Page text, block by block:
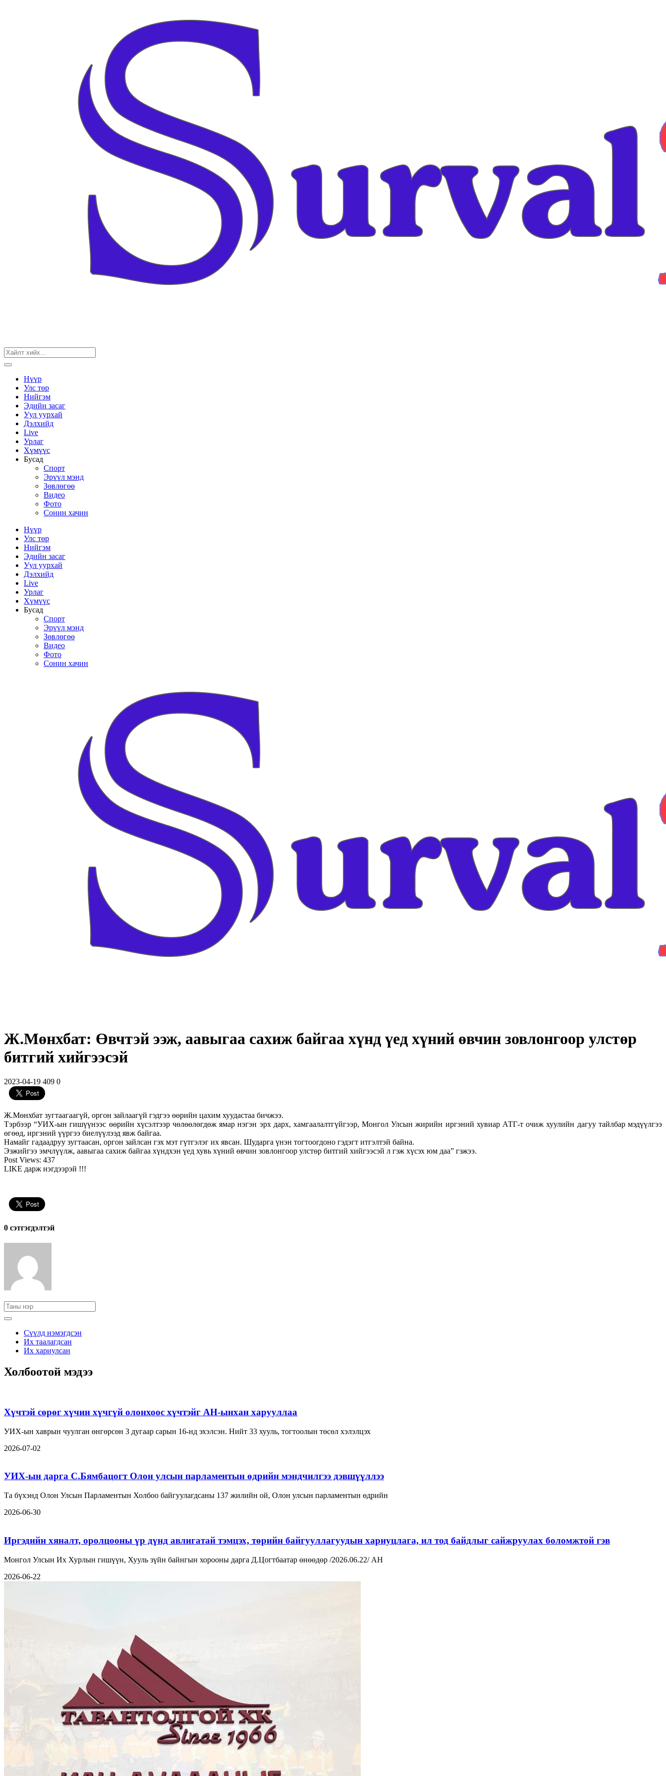
Нүүр
Улс төр
Нийгэм
Эдийн засаг
Уул уурхай
Дэлхийд
Live
Урлаг
Хүмүүс
Бусад
Спорт
Эрүүл мэнд
Зөвлөгөө
Видео
Фото
Сонин хачин
Нүүр
Улс төр
Нийгэм
Эдийн засаг
Уул уурхай
Дэлхийд
Live
Урлаг
Хүмүүс
Бусад
Спорт
Эрүүл мэнд
Зөвлөгөө
Видео
Фото
Сонин хачин
Ж.Мөнхбат: Өвчтэй ээж, аавыгаа сахиж байгаа хүнд үед хүний өвчин зовлонгоор улстөр
битгий хийгээсэй
2023-04-19 409 0
Ж.Мөнхбат зугтаагаагүй, оргон зайлаагүй гэдгээ өөрийн цахим хуудастаа бичжээ.
Тэрбээр “УИХ-ын гишүүнээс өөрийн хүсэлтээр чөлөөлөгдөж ямар нэгэн эрх дарх, хамгаалалтгүйгээр, Монгол Улсын жирийн иргэний хувиар АТГ-т очиж хуулийн дагуу тайлбар мэдүүлгээ
өгөөд, иргэний үүргээ биелүүлээд явж байгаа.
Намайг гадаадруу зугтаасан, оргон зайлсан гэх мэт гүтгэлэг их явсан. Шударга үнэн тогтоогдоно гэдэгт итгэлтэй байна.
Ээжийгээ эмчлүүлж, аавыгаа сахиж байгаа хүндхэн үед хувь хүний өвчин зовлонгоор улстөр битгий хийгээсэй л гэж хүсэх юм даа” гэжээ.
Post Views: 437
LIKE дарж нэгдээрэй !!!
0 cэтгэгдэлтэй
Сүүлд нэмэгдсэн
Их таалагдсан
Их хариулсан
Холбоотой мэдээ
Хүчтэй сөрөг хүчин хүчгүй олонхоос хүчтэйг АН-ынхан харууллаа
УИХ-ын хаврын чуулган өнгөрсөн 3 дугаар сарын 16-нд эхэлсэн. Нийт 33 хууль, тогтоолын төсөл хэлэлцэх
2026-07-02
УИХ-ын дарга С.Бямбацогт Олон улсын парламентын өдрийн мэндчилгээ дэвшүүллээ
Та бүхэнд Олон Улсын Парламентын Холбоо байгуулагдсаны 137 жилийн ой, Олон улсын парламентын өдрийн
2026-06-30
Иргэдийн хяналт, оролцооны үр дүнд авлигатай тэмцэх, төрийн байгууллагуудын хариуцлага, ил тод байдлыг сайжруулах боломжтой гэв
Монгол Улсын Их Хурлын гишүүн, Хууль зүйн байнгын хорооны дарга Д.Цогтбаатар өнөөдөр /2026.06.22/ АН
2026-06-22